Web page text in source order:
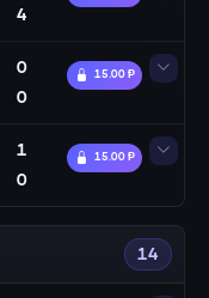
4
0
0
15.00 Ᵽ
1
0
15.00 Ᵽ
14